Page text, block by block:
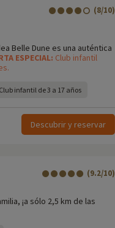
(8/10)
Belle Dune es una auténtica
ESPECIAL: Club infantil
Club infantil de 3 a 17 años
Descubrir y reservar
(9.2/10)
¡a sólo 2,5 km de las